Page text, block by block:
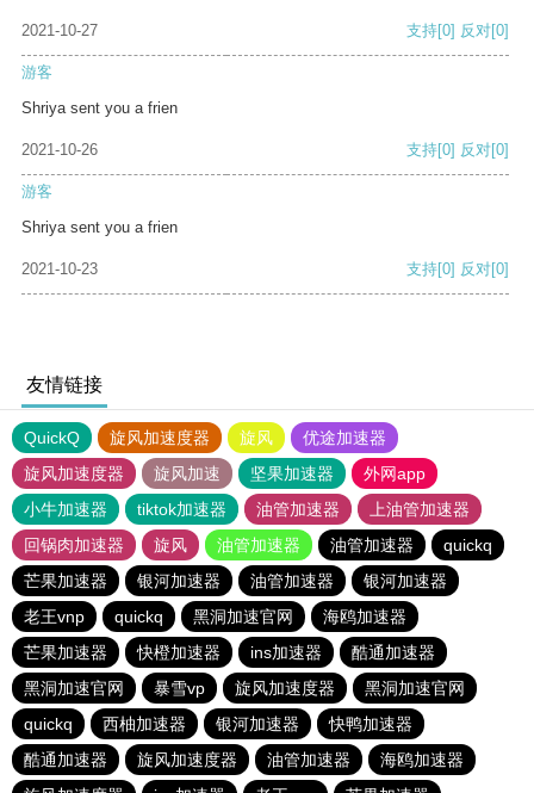
2021-10-27 支持[0] 反对[0]
游客
Shriya sent you a frien
2021-10-26 支持[0] 反对[0]
游客
Shriya sent you a frien
2021-10-23 支持[0] 反对[0]
友情链接
QuickQ 旋风加速度器 旋风
优途加速器
旋风加速度器
旋风加速 坚果加速器
外网app
小牛加速器
tiktok加速器 油管加速器
上油管加速器
回锅肉加速器
旋风 油管加速器 油管加速器
quickq
芒果加速器
银河加速器 油管加速器
银河加速器
老王vnp
quickq 黑洞加速官网
海鸥加速器
芒果加速器
快橙加速器 ins加速器
酷通加速器
黑洞加速官网
暴雪vp 旋风加速度器
黑洞加速官网
quickq
西柚加速器 银河加速器
快鸭加速器
酷通加速器
旋风加速度器 油管加速器
海鸥加速器